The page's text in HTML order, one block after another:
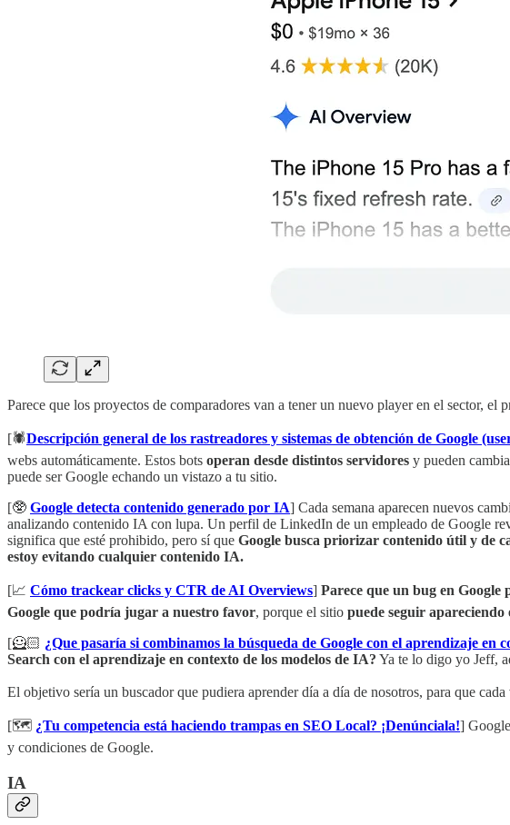
Parece que los proyectos de comparadores van a tener un nuevo player en el sector,
[🕷️Descripción general de los rastreadores y sistemas de obtención de Google
webs automáticamente. Estos bots operan desde distintos servidores y pueden
puede ser Google echando un vistazo a tu sitio.
[🥸 Google detecta contenido generado por IA] Cada semana aparecen nuevos
analizando contenido IA con lupa. Un perfil de LinkedIn de un empleado de Google
significa que esté prohibido, pero sí que Google busca priorizar contenido útil y de
estoy evitando cualquier contenido IA.
[📈 Cómo trackear clicks y CTR de AI Overviews] Parece que un bug en
Google que podría jugar a nuestro favor, porque el sitio puede seguir
[🦸🏻 ¿Que pasaría si combinamos la búsqueda de Google con el aprendizaje en
Search con el aprendizaje en contexto de los modelos de IA? Ya te lo digo yo Jeff,
El objetivo sería un buscador que pudiera aprender día a día de nosotros, para que cada
[🗺️ ¿Tu competencia está haciendo trampas en SEO Local? ¡Denúnciala!]
y condiciones de Google.
IA